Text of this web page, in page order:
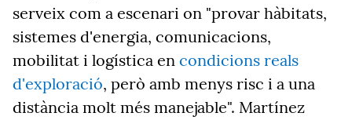
serveix com a escenari on "provar hàbitats,
sistemes d'energia, comunicacions,
mobilitat i logística en condicions reals
d'exploració, però amb menys risc i a una
distància molt més manejable". Martínez